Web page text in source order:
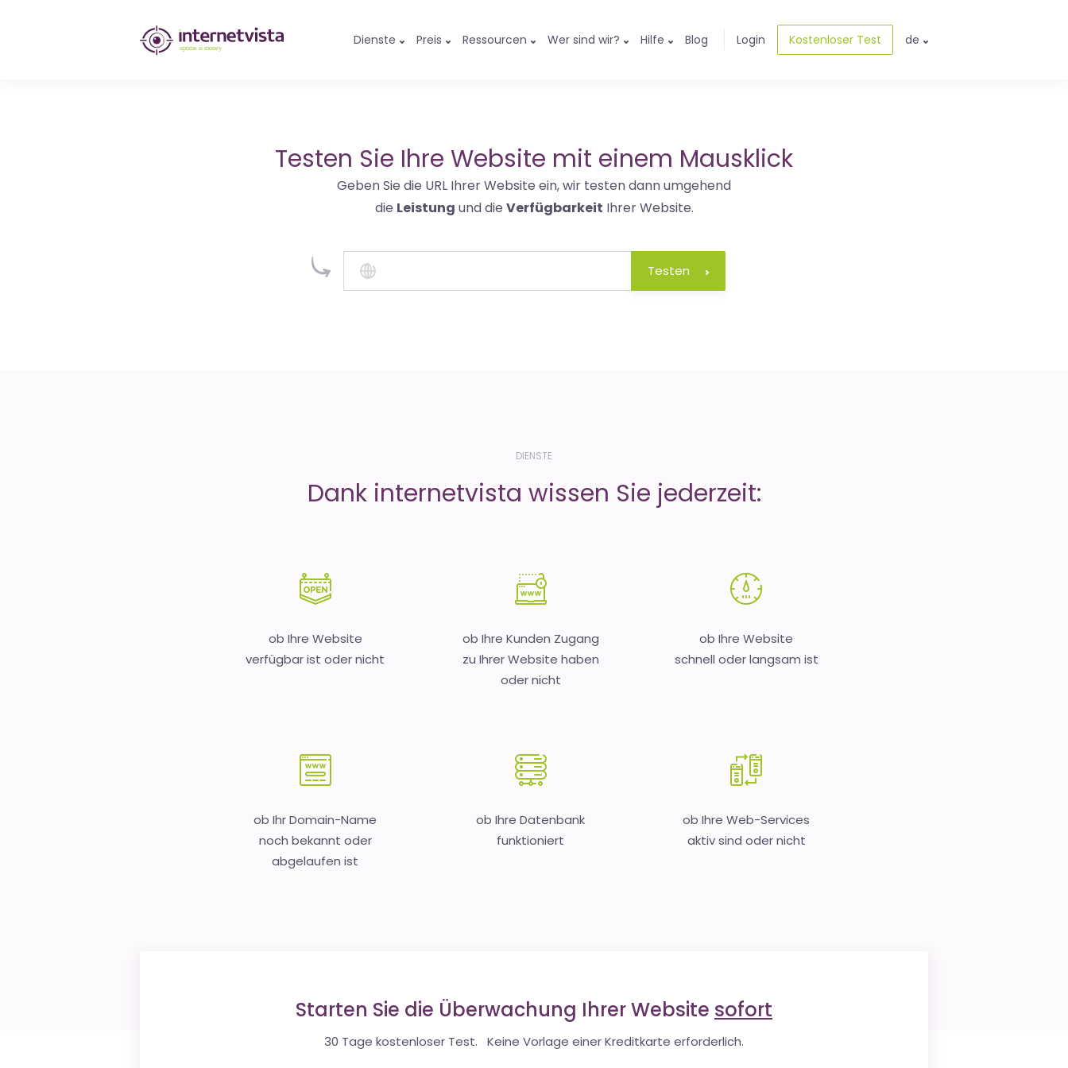
internetvista
Dienste Preis Ressourcen Wer sind wir? Hilfe Blog Login Kostenloser Test de
Testen Sie Ihre Website mit einem Mausklick
Geben Sie die URL Ihrer Website ein, wir testen dann umgehend
die Leistung und die Verfügbarkeit Ihrer Website.
Testen
DIENSTE
Dank internetvista wissen Sie jederzeit:
ob Ihre Website
verfügbar ist oder nicht
ob Ihre Kunden Zugang
zu Ihrer Website haben
oder nicht
ob Ihre Website
schnell oder langsam ist
ob Ihr Domain-Name
noch bekannt oder
abgelaufen ist
ob Ihre Datenbank
funktioniert
ob Ihre Web-Services
aktiv sind oder nicht
Starten Sie die Überwachung Ihrer Website sofort
30 Tage kostenloser Test. Keine Vorlage einer Kreditkarte erforderlich.